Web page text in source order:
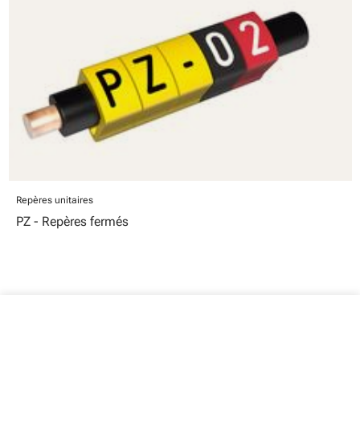
Repères unitaires
PZ - Repères fermés